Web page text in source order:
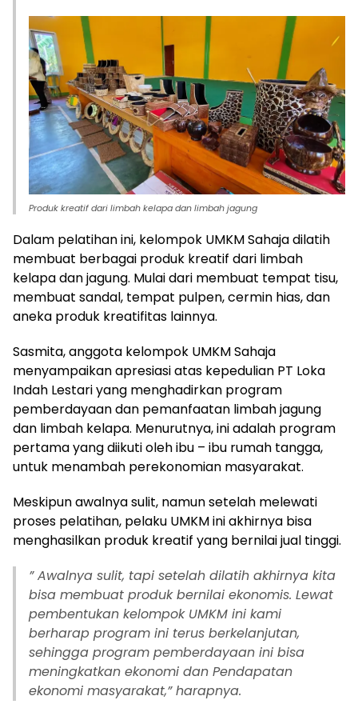
Produk kreatif dari limbah kelapa dan limbah jagung
Dalam pelatihan ini, kelompok UMKM Sahaja dilatih
membuat berbagai produk kreatif dari limbah
kelapa dan jagung. Mulai dari membuat tempat tisu,
membuat sandal, tempat pulpen, cermin hias, dan
aneka produk kreatifitas lainnya.
Sasmita, anggota kelompok UMKM Sahaja
menyampaikan apresiasi atas kepedulian PT Loka
Indah Lestari yang menghadirkan program
pemberdayaan dan pemanfaatan limbah jagung
dan limbah kelapa. Menurutnya, ini adalah program
pertama yang diikuti oleh ibu – ibu rumah tangga,
untuk menambah perekonomian masyarakat.
Meskipun awalnya sulit, namun setelah melewati
proses pelatihan, pelaku UMKM ini akhirnya bisa
menghasilkan produk kreatif yang bernilai jual tinggi.
” Awalnya sulit, tapi setelah dilatih akhirnya kita
bisa membuat produk bernilai ekonomis. Lewat
pembentukan kelompok UMKM ini kami
berharap program ini terus berkelanjutan,
sehingga program pemberdayaan ini bisa
meningkatkan ekonomi dan Pendapatan
ekonomi masyarakat,” harapnya.